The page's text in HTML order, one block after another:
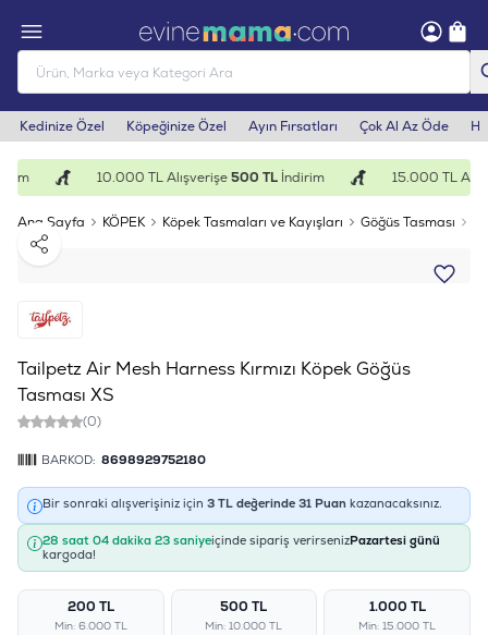
Kedinize Özel Köpeğinize Özel Ayın Fırsatları Çok Al Az Öde
10.000 TL Alışverişe500 TLİndirim 15.000 TL
Ana Sayfa KÖPEK Köpek Tasmaları ve Kayışları Göğüs Tasması
Paylaş
Tailpetz Air Mesh Harness Kırmızı Köpek Göğüs
Tasması XS
(0)
BARKOD: 8698929752180
Bir sonraki alışverişiniz için 3 TL değerinde 31 Puan kazanacaksınız.
28 saat 04 dakika 23 saniyeiçinde sipariş verirsenizPazartesi günü
kargoda!
200 TL
Min: 6.000 TL
500 TL
Min: 10.000 TL
1.000 TL
Min: 15.000 TL